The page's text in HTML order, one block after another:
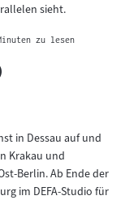
sieht.
zu lesen
in Dessau auf und
Krakau und
Berlin. Ab Ende der
im DEFA-Studio für